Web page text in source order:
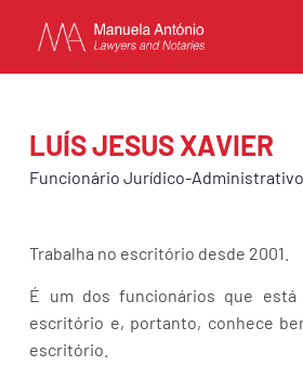
EQUIPA
ESCRITÓRIO
EN
LUÍS JESUS XAVIER
Funcionário Jurídico-
Trabalha no escritório desde 2001.
É um dos funcionários que
escritório e, portanto, conhece
escritório.